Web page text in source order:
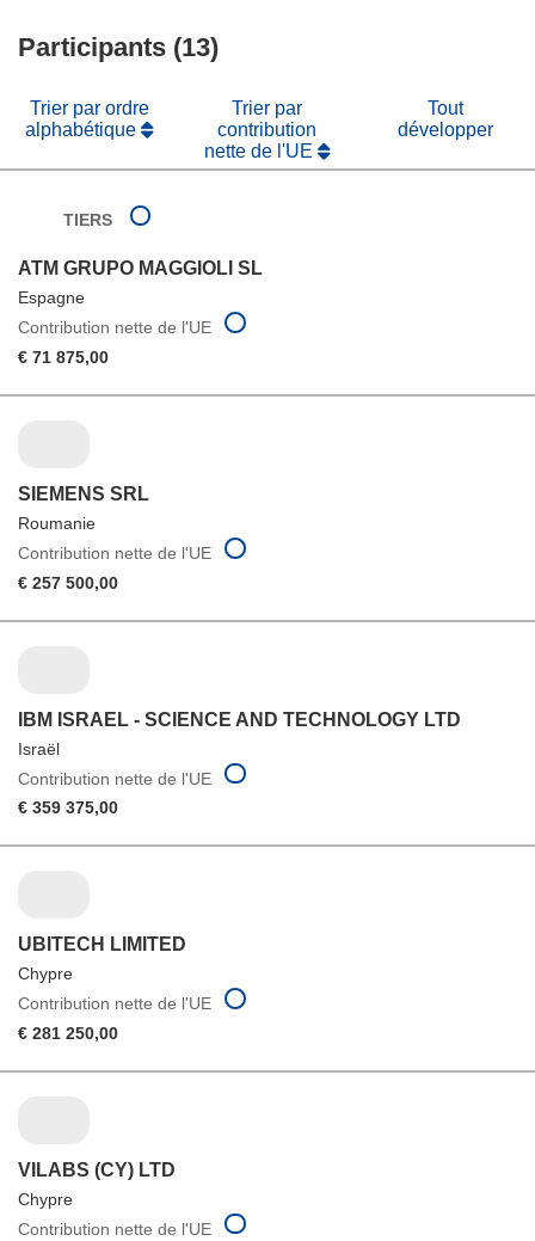
Participants (13)
Trier par ordre
alphabétique
Trier par
contribution
nette de l'UE
Tout
développer
TIERS
ATM GRUPO MAGGIOLI SL
Espagne
Contribution nette de l'UE
€ 71 875,00
SIEMENS SRL
Roumanie
Contribution nette de l'UE
€ 257 500,00
IBM ISRAEL - SCIENCE AND TECHNOLOGY LTD
Israël
Contribution nette de l'UE
€ 359 375,00
UBITECH LIMITED
Chypre
Contribution nette de l'UE
€ 281 250,00
VILABS (CY) LTD
Chypre
Contribution nette de l'UE